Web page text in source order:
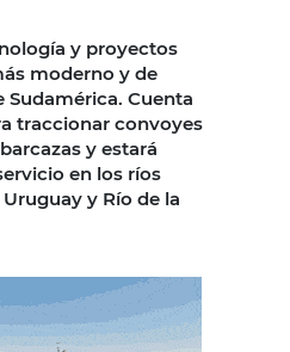
y proyectos
moderno y de
Cuenta
traccionar convoyes
y estará
en los ríos
y Río de la